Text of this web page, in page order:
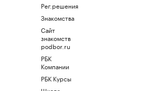
Рег.решения
Знакомства
Сайт
знакомств
podbor.ru
РБК
Компании
РБК Курсы